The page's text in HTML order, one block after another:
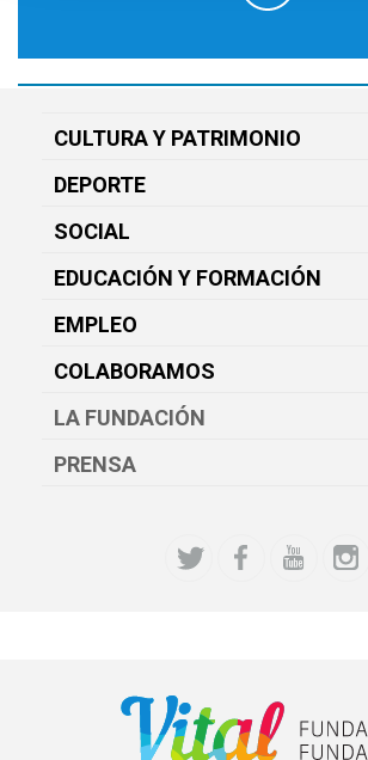
CULTURA Y PATRIMONIO
DEPORTE
SOCIAL
EDUCACIÓN Y FORMACIÓN
EMPLEO
COLABORAMOS
LA FUNDACIÓN
PRENSA